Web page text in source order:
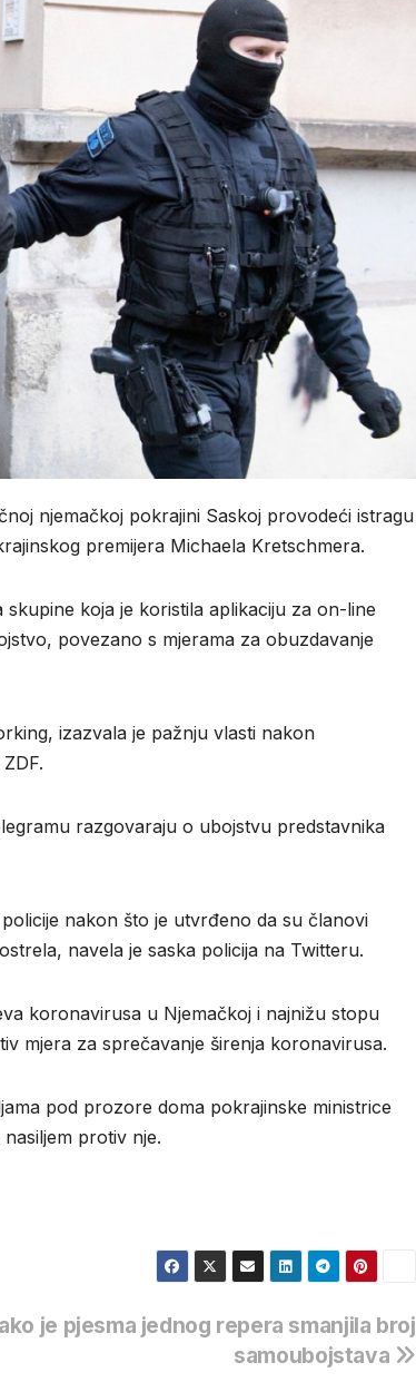
njemačkoj pokrajini Saskoj provodeći istragu
premijera Michaela Kretschmera.
koja je koristila aplikaciju za on-line
povezano s mjerama za obuzdavanje
izazvala je pažnju vlasti nakon
razgovaraju o ubojstvu predstavnika
nakon što je utvrđeno da su članovi
navela je saska policija na Twitteru.
koronavirusa u Njemačkoj i najnižu stopu
mjera za sprečavanje širenja koronavirusa.
pod prozore doma pokrajinske ministrice
protiv nje.
je pjesma jednog repera smanjila broj
samoubojstava